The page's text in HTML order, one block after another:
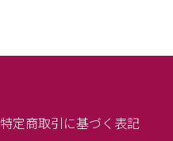
特定商取引に基づく表記